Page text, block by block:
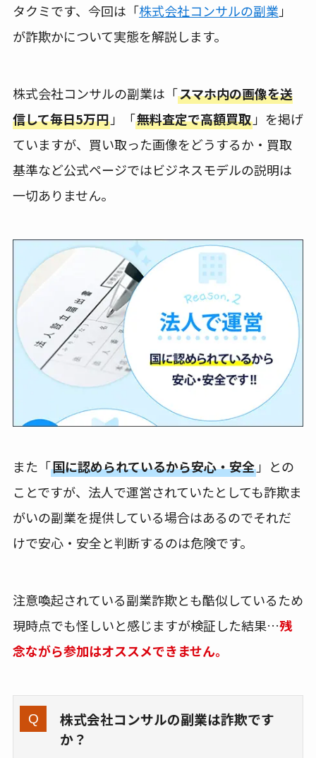
タクミです、今回は「株式会社コンサルの副業 」
が詐欺かについて実態を解説します。
株式会社コンサルの副業は「スマホ内の画像を送
信して毎日5万円」「無料査定で高額買取」を掲げ
ていますが、買い取った画像をどうするか・買取
基準など公式ページではビジネスモデルの説明は
一切ありません。
また「国に認められているから安心・安全」との
ことですが、法人で運営されていたとしても詐欺ま
がいの副業を提供している場合はあるのでそれだ
けで安心・安全と判断するのは危険です。
注意喚起されている副業詐欺とも酷似しているため
現時点でも怪しいと感じますが検証した結果…残
念ながら参加はオススメできません。
株式会社コンサルの副業は詐欺です
か？